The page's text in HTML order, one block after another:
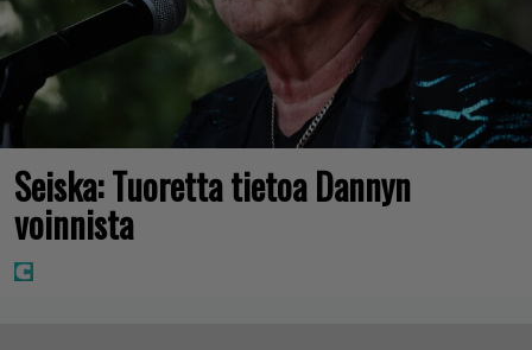
Seiska: Tuoretta tietoa Dannyn
voinnista